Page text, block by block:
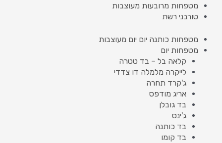
מטפחות מרובעות מעוצבות
טורבני רשת
מטפחות כותנה יום יום מעוצבות
מטפחות יום
קלאה בל – בד טטרה
לייקרה מלמלה דו צדדי
ג'קרד תחרה
אריג מודפס
בד גובלן
ג'ינס
בד כותנה
בד קומו